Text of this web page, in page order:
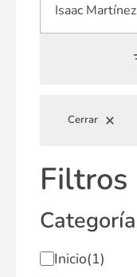
Cerrar
Filtros
Categoría
Inicio(1)